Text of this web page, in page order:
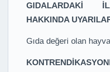
GIDALARDAKİ
HAKKINDA
Gıda değeri olan